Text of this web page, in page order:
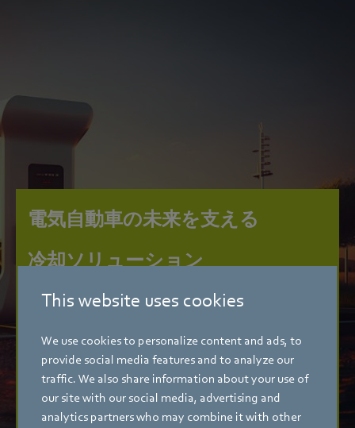
This website uses cookies
We use cookies to personalize content and ads, to
provide social media features and to analyze our
traffic. We also share information about your use of
our site with our social media, advertising and
analytics partners who may combine it with other
電気自動車の未来を支える
冷却ソリューション
電気自動車において、急速充電がますます普及拡大
ため、強力な冷却が不可欠です。ebm‑papstのインテ
リジェントなファンがその冷却で重要な役割を果た
しています。
続きを見る